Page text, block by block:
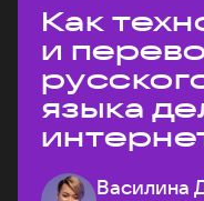
Как
и
языка
Василина